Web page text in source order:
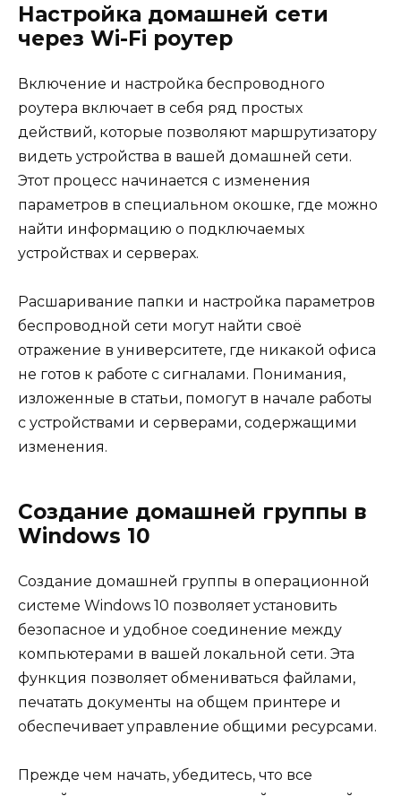
Настройка домашней сети
через Wi-Fi роутер
Включение и настройка беспроводного
роутера включает в себя ряд простых
действий, которые позволяют маршрутизатору
видеть устройства в вашей домашней сети.
Этот процесс начинается с изменения
параметров в специальном окошке, где можно
найти информацию о подключаемых
устройствах и серверах.
Расшаривание папки и настройка параметров
беспроводной сети могут найти своё
отражение в университете, где никакой офиса
не готов к работе с сигналами. Понимания,
изложенные в статьи, помогут в начале работы
с устройствами и серверами, содержащими
изменения.
Создание домашней группы в
Windows 10
Создание домашней группы в операционной
системе Windows 10 позволяет установить
безопасное и удобное соединение между
компьютерами в вашей локальной сети. Эта
функция позволяет обмениваться файлами,
печатать документы на общем принтере и
обеспечивает управление общими ресурсами.
Прежде чем начать, убедитесь, что все